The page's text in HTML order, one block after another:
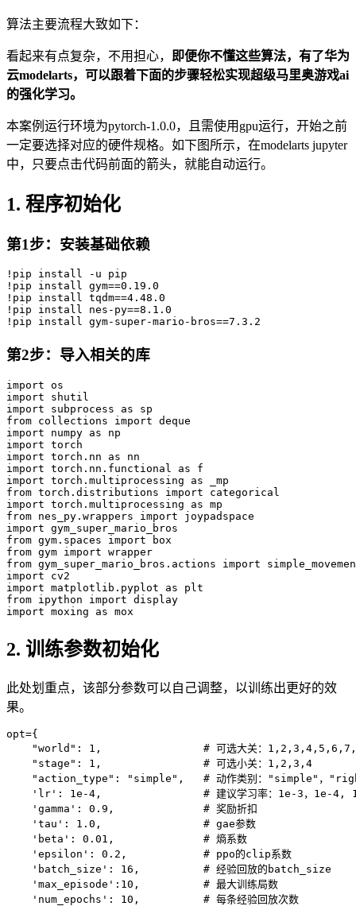
算法主要流程大致如下：
看起来有点复杂，不用担心，
即便你不懂这些算法，有了华为
云modelarts，可以跟着下面的步骤轻松实现超级马里奥游戏ai
的强化学习。
本案例运行环境为pytorch-1.0.0，且需使用gpu运行，开始之前
一定要选择对应的硬件规格。如下图所示，在modelarts jupyter
中，只要点击代码前面的箭头，就能自动运行。
1. 程序初始化
第1步：安装基础依赖
! pip install - u
! pip install gym==0.19 .0
! pip install tqdm==4.48 .0
! pip install nes - py==8.1 .0
! pip install gym- super-mario - bros==7.3 .2
第2步：导入相关的库
import
import
import subprocess as
from collections import
import numpy as
import
import torch . nn as
import torch . nn . functional as
f
import torch . multiprocessing as
from torch . distributions import
import torch . multiprocessing as
from nes_py . wrappers import
import
from gym . spaces import
from gym import
from gym_super_mario_bros . actions import
import
import matplotlib . pyplot as
from ipython import
import moxing as
2. 训练参数初始化
此处划重点，该部分参数可以自己调整，以训练出更好的效
果。
opt={
"world" : 1 ,
                # 可选大关：
1 , 2 , 3 , 4 , 5 , 6 , 7 ,
"stage" : 1 ,
                # 可选小关：
1 , 2 , 3 , 4
"action_type" : "simple" ,
   # 动作类别：
"simple" ，
'lr' : 1e-4 ,
                # 建议学习率：
1e-3 ， 1e-4 ,
'gamma' : 0.9 ,
              # 奖励折扣
'tau' : 1.0 ,
                #
gae参数
'beta' : 0.01 ,
              # 熵系数
'epsilon' : 0.2 ,
            #
ppo的clip系数
'batch_size' : 16 ,
          # 经验回放的batch_size
'max_episode' : 10 ,
          # 最大训练局数
'num_epochs' : 10 ,
          # 每条经验回放次数